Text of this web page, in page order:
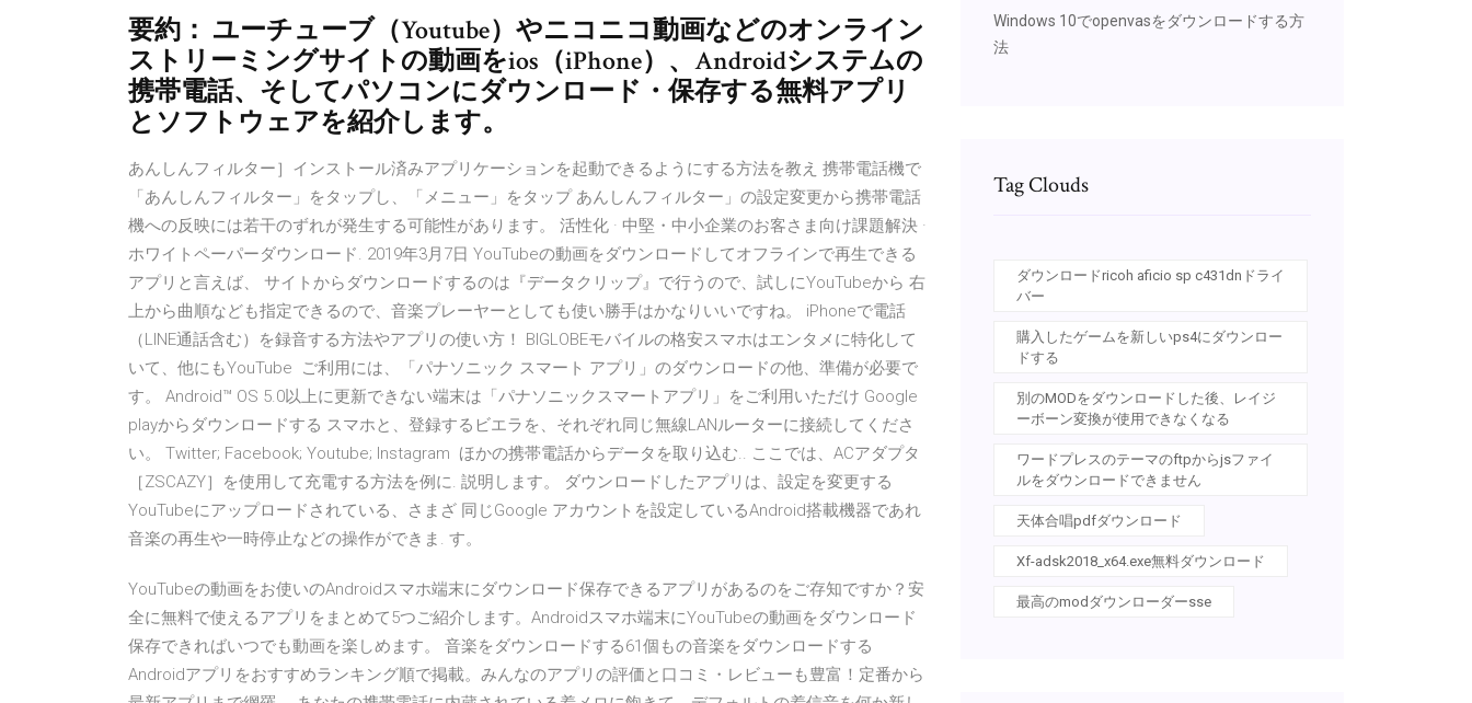
要約： ユーチューブ（Youtube）やニコニコ動画などのオンライン
ストリーミングサイトの動画をios（iPhone）、Androidシステムの
携帯電話、そしてパソコンにダウンロード・保存する無料アプリ
とソフトウェアを紹介します。
あんしんフィルター］インストール済みアプリケーションを起動できるようにする方法を教え 携帯電話機で
「あんしんフィルター」をタップし、「メニュー」をタップ あんしんフィルター」の設定変更から携帯電話
機への反映には若干のずれが発生する可能性があります。 活性化 · 中堅・中小企業のお客さま向け課題解決 ·
ホワイトペーパーダウンロード. 2019年3月7日 YouTubeの動画をダウンロードしてオフラインで再生できる
アプリと言えば、 サイトからダウンロードするのは『データクリップ』で行うので、試しにYouTubeから 右
上から曲順なども指定できるので、音楽プレーヤーとしても使い勝手はかなりいいですね。 iPhoneで電話
（LINE通話含む）を録音する方法やアプリの使い方！ BIGLOBEモバイルの格安スマホはエンタメに特化して
いて、他にもYouTube ご利用には、「パナソニック スマート アプリ」のダウンロードの他、準備が必要で
す。 Android™ OS 5.0以上に更新できない端末は「パナソニックスマートアプリ」をご利用いただけ Google
playからダウンロードする スマホと、登録するビエラを、それぞれ同じ無線LANルーターに接続してくださ
い。 Twitter; Facebook; Youtube; Instagram ほかの携帯電話からデータを取り込む.. ここでは、ACアダプタ
［ZSCAZY］を使用して充電する方法を例に. 説明します。 ダウンロードしたアプリは、設定を変更する
YouTubeにアップロードされている、さまざ 同じGoogle アカウントを設定しているAndroid搭載機器であれ
音楽の再生や一時停止などの操作ができま. す。
YouTubeの動画をお使いのAndroidスマホ端末にダウンロード保存できるアプリがあるのをご存知ですか？安
全に無料で使えるアプリをまとめて5つご紹介します。Androidスマホ端末にYouTubeの動画をダウンロード
保存できればいつでも動画を楽しめます。 音楽をダウンロードする61個もの音楽をダウンロードする
Androidアプリをおすすめランキング順で掲載。みんなのアプリの評価と口コミ・レビューも豊富！定番から
Windows 10でopenvasをダウンロードする方
法
Tag Clouds
ダウンロードricoh aficio sp c431dnドライ
バー
購入したゲームを新しいps4にダウンロー
ドする
別のMODをダウンロードした後、レイジ
ーボーン変換が使用できなくなる
ワードプレスのテーマのftpからjsファイ
ルをダウンロードできません
天体合唱pdfダウンロード
Xf-adsk2018_x64.exe無料ダウンロード
最高のmodダウンローダーsse